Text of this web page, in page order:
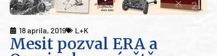
18 apríla, 2019 L+K
Mesit pozval ERA a